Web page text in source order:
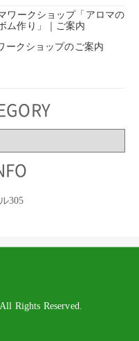
ワークショップ「アロマの
ム作り」｜ご案内
ークショップのご案内
305
Rights Reserved.